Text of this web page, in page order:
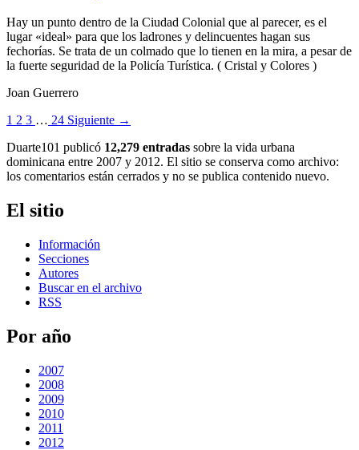
Hay un punto dentro de la Ciudad Colonial que al parecer, es el
lugar «ideal» para que los ladrones y delincuentes hagan sus
fechorías. Se trata de un colmado que lo tienen en la mira, a pesar de
la fuerte seguridad de la Policía Turística. ( Cristal y Colores )
Joan Guerrero
1 2 3 … 24 Siguiente →
Duarte101 publicó 12,279 entradas sobre la vida urbana
dominicana entre 2007 y 2012. El sitio se conserva como archivo:
los comentarios están cerrados y no se publica contenido nuevo.
El sitio
Información
Secciones
Autores
Buscar en el archivo
RSS
Por año
2007
2008
2009
2010
2011
2012